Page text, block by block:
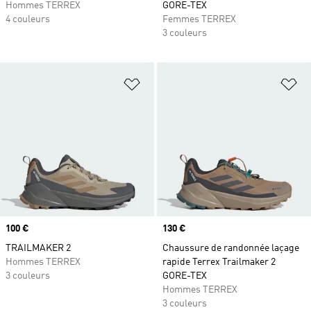
Hommes TERREX
4 couleurs
GORE-TEX
Femmes TERREX
3 couleurs
Ajouter à la Liste de produits
Prix
100 €
TRAILMAKER 2
Hommes TERREX
3 couleurs
Prix
130 €
Chaussure de randonnée laçage
rapide Terrex Trailmaker 2
GORE-TEX
Hommes TERREX
3 couleurs